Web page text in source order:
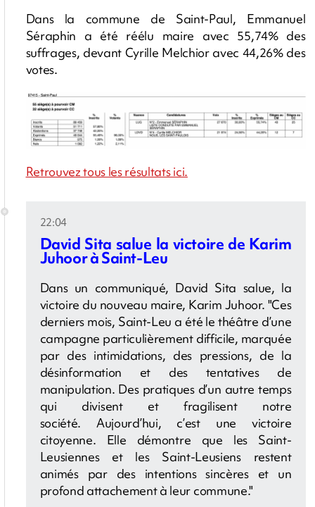
Dans la commune de Saint-Paul, Emmanuel
Séraphin a été réélu maire avec 55,74% des
suffrages, devant Cyrille Melchior avec 44,26% des
votes.
Retrouvez tous les résultats ici.
22:04
David Sita salue la victoire de Karim
Juhoor à Saint-Leu
Dans un communiqué, David Sita salue, la
victoire du nouveau maire, Karim Juhoor. "Ces
derniers mois, Saint-Leu a été le théâtre d’une
campagne particulièrement difficile, marquée
par des intimidations, des pressions, de la
désinformation et des tentatives de
manipulation. Des pratiques d’un autre temps
qui divisent et fragilisent notre
société. Aujourd’hui, c’est une victoire
citoyenne. Elle démontre que les Saint-
Leusiennes et les Saint-Leusiens restent
animés par des intentions sincères et un
profond attachement à leur commune."